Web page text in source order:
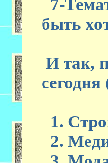
7-
быть
И так,
1.
2.